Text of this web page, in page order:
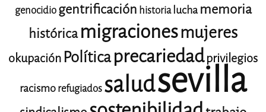
genocidiogentrificación historialucha memoria
histórica migracionesmujeres
okupaciónPolíticaprecariedadprivilegios
racismorefugiadossaludsevilla